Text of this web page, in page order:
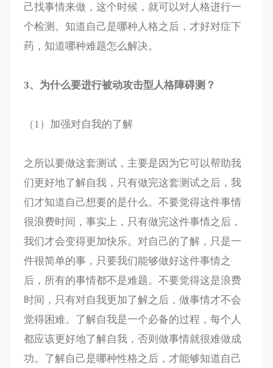
己找事情来做，这个时候，就可以对人格进行一
个检测。知道自己是哪种人格之后，才好对症下
药，知道哪种难题怎么解决。
3、为什么要进行被动攻击型人格障碍测？
（1）加强对自我的了解
之所以要做这套测试，主要是因为它可以帮助我
们更好地了解自我，只有做完这套测试之后，我
们才知道自己想要的是什么。不要觉得这件事情
很浪费时间，事实上，只有做完这件事情之后，
我们才会变得更加快乐。对自己的了解，只是一
件很简单的事，只要我们能够做好这件事情之
后，所有的事情都不是难题。不要觉得这是浪费
时间，只有对自我更加了解之后，做事情才不会
觉得困难。了解自我是一个必备的过程，每个人
都应该更好地了解自我，否则做事情就很难做成
功。了解自己是哪种性格之后，才能够知道自己